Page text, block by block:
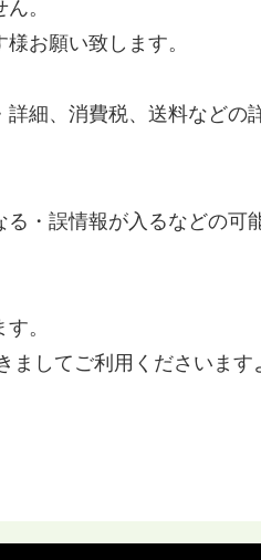
。
お願い致します。
細、消費税、送料など
・誤情報が入るなどの
。
ましてご利用くださいま